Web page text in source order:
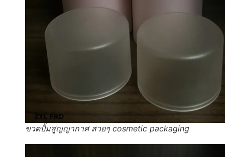
ขวดปั้มสูญญากาศ สวยๆ cosmetic packaging